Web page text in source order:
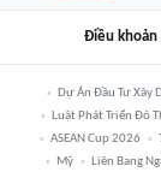
Điều khoản
Dự Án Đầu Tư Xây
Luật Phát Triển Đô
ASEAN Cup 2026
Mỹ
Liên Bang